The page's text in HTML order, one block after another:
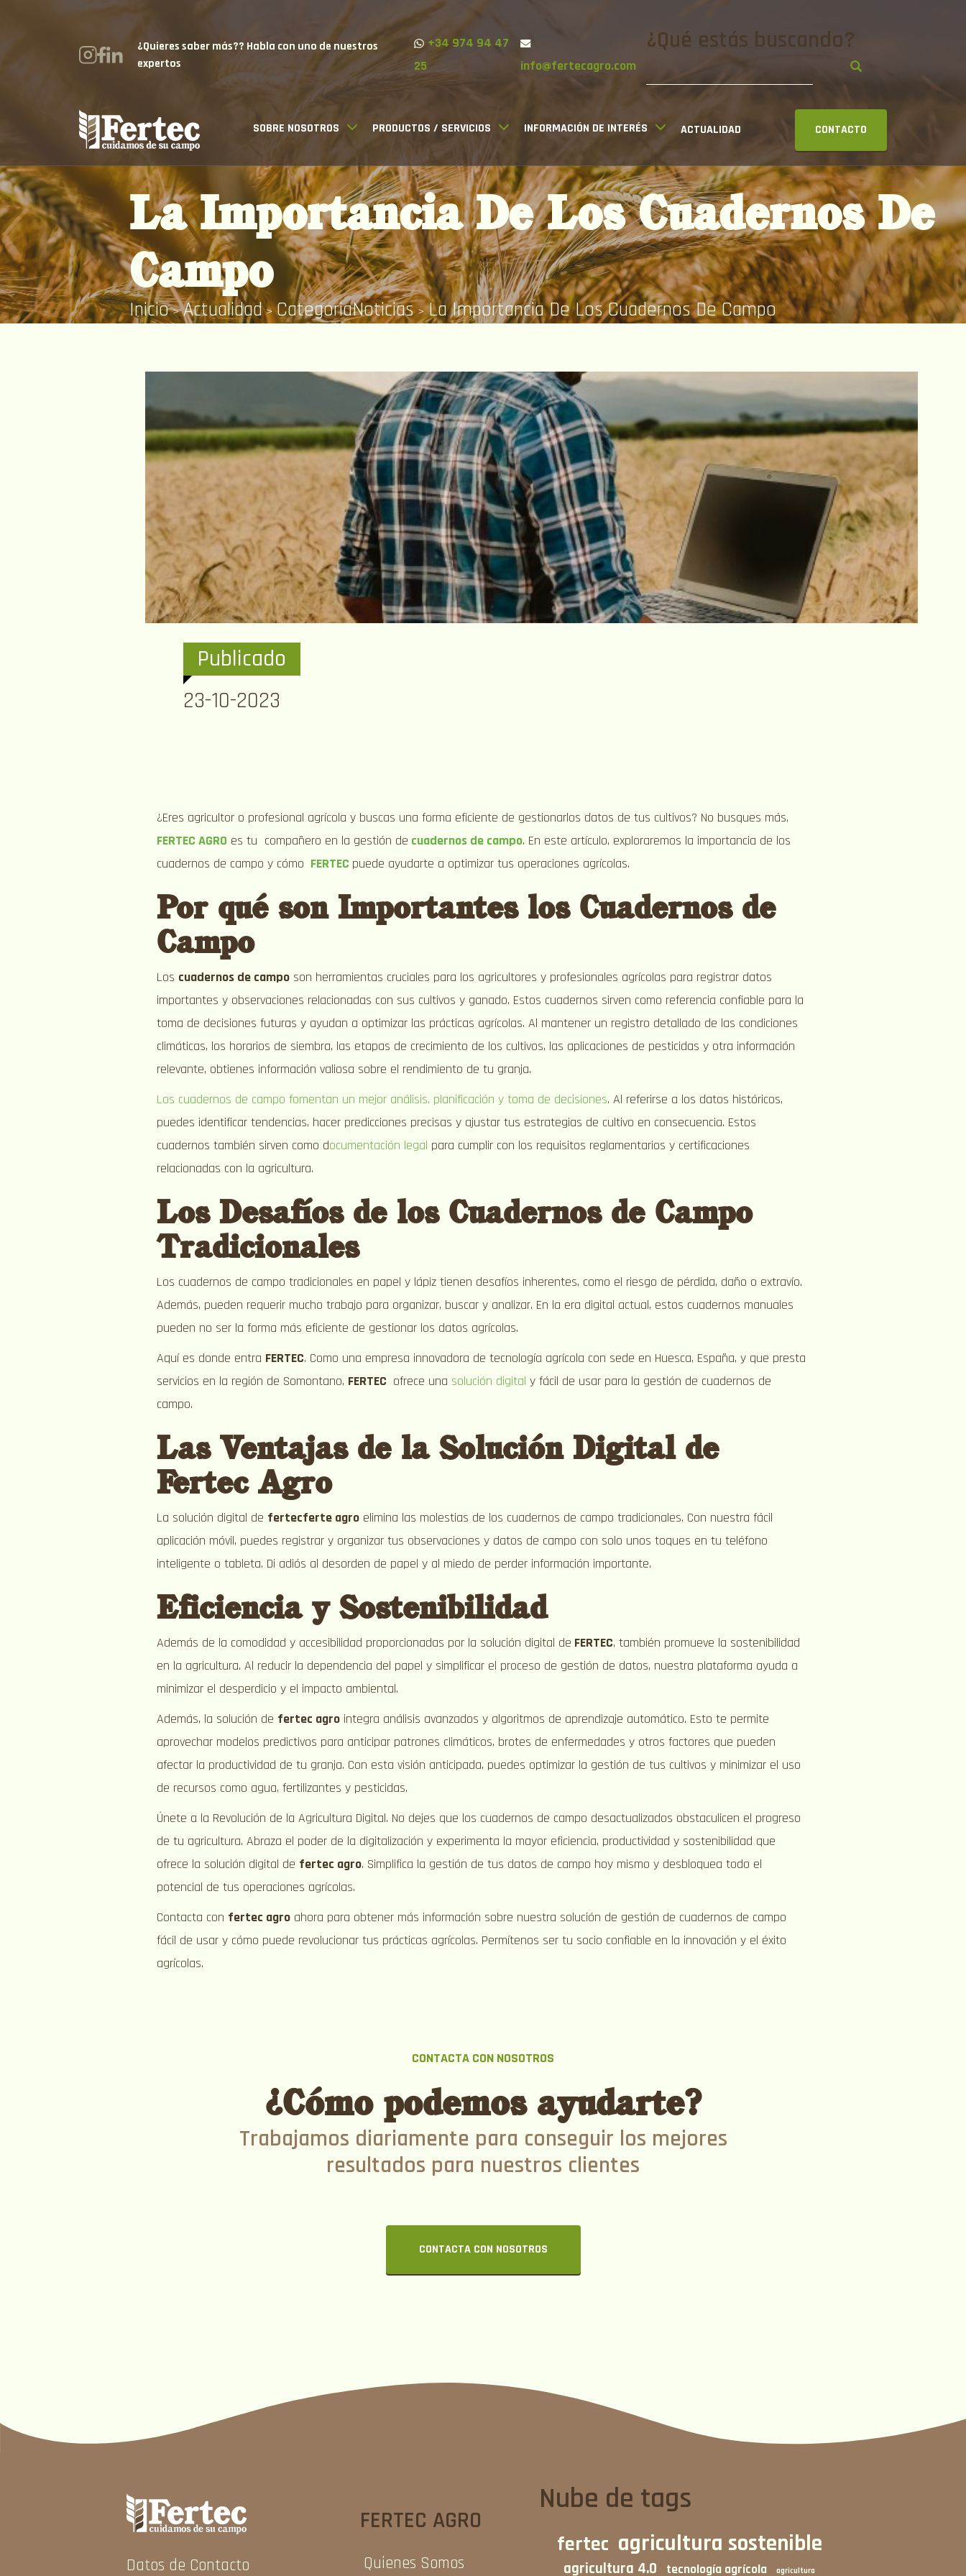
¿Quieres saber más?? Habla con uno de nuestros
expertos
+34 974 94 47
25
info@fertecagro.com
¿Qué estás buscando?
SOBRE NOSOTROS PRODUCTOS / SERVICIOS INFORMACIÓN DE INTERÉS ACTUALIDAD CONTACTO
La Importancia De Los Cuadernos De
Campo
Inicio>Actualidad>CategoriaNoticias>La Importancia De Los Cuadernos De Campo
Publicado
23-10-2023
¿Eres agricultor o profesional agrícola y buscas una forma eficiente de gestionarlos datos de tus cultivos? No busques más,
FERTEC AGRO es tu compañero en la gestión de cuadernos de campo. En este artículo, exploraremos la importancia de los
cuadernos de campo y cómo FERTEC puede ayudarte a optimizar tus operaciones agrícolas.
Por qué son Importantes los Cuadernos de
Campo
Los cuadernos de campo son herramientas cruciales para los agricultores y profesionales agrícolas para registrar datos
importantes y observaciones relacionadas con sus cultivos y ganado. Estos cuadernos sirven como referencia confiable para la
toma de decisiones futuras y ayudan a optimizar las prácticas agrícolas. Al mantener un registro detallado de las condiciones
climáticas, los horarios de siembra, las etapas de crecimiento de los cultivos, las aplicaciones de pesticidas y otra información
relevante, obtienes información valiosa sobre el rendimiento de tu granja.
Los cuadernos de campo fomentan un mejor análisis, planificación y toma de decisiones. Al referirse a los datos históricos,
puedes identificar tendencias, hacer predicciones precisas y ajustar tus estrategias de cultivo en consecuencia. Estos
cuadernos también sirven como documentación legal para cumplir con los requisitos reglamentarios y certificaciones
relacionadas con la agricultura.
Los Desafíos de los Cuadernos de Campo
Tradicionales
Los cuadernos de campo tradicionales en papel y lápiz tienen desafíos inherentes, como el riesgo de pérdida, daño o extravío.
Además, pueden requerir mucho trabajo para organizar, buscar y analizar. En la era digital actual, estos cuadernos manuales
pueden no ser la forma más eficiente de gestionar los datos agrícolas.
Aquí es donde entra FERTEC. Como una empresa innovadora de tecnología agrícola con sede en Huesca, España, y que presta
servicios en la región de Somontano, FERTEC ofrece una solución digital y fácil de usar para la gestión de cuadernos de
campo.
Las Ventajas de la Solución Digital de
Fertec Agro
La solución digital de fertecferte agro elimina las molestias de los cuadernos de campo tradicionales. Con nuestra fácil
aplicación móvil, puedes registrar y organizar tus observaciones y datos de campo con solo unos toques en tu teléfono
inteligente o tableta. Di adiós al desorden de papel y al miedo de perder información importante.
Eficiencia y Sostenibilidad
Además de la comodidad y accesibilidad proporcionadas por la solución digital de FERTEC, también promueve la sostenibilidad
en la agricultura. Al reducir la dependencia del papel y simplificar el proceso de gestión de datos, nuestra plataforma ayuda a
minimizar el desperdicio y el impacto ambiental.
Además, la solución de fertec agro integra análisis avanzados y algoritmos de aprendizaje automático. Esto te permite
aprovechar modelos predictivos para anticipar patrones climáticos, brotes de enfermedades y otros factores que pueden
afectar la productividad de tu granja. Con esta visión anticipada, puedes optimizar la gestión de tus cultivos y minimizar el uso
de recursos como agua, fertilizantes y pesticidas.
Únete a la Revolución de la Agricultura Digital. No dejes que los cuadernos de campo desactualizados obstaculicen el progreso
de tu agricultura. Abraza el poder de la digitalización y experimenta la mayor eficiencia, productividad y sostenibilidad que
ofrece la solución digital de fertec agro. Simplifica la gestión de tus datos de campo hoy mismo y desbloquea todo el
potencial de tus operaciones agrícolas.
Contacta con fertec agro ahora para obtener más información sobre nuestra solución de gestión de cuadernos de campo
fácil de usar y cómo puede revolucionar tus prácticas agrícolas. Permítenos ser tu socio confiable en la innovación y el éxito
agrícolas.
CONTACTA CON NOSOTROS
¿Cómo podemos ayudarte?
Trabajamos diariamente para conseguir los mejores
resultados para nuestros clientes
CONTACTA CON NOSOTROS
Datos de Contacto
FERTEC AGRO
Quienes Somos
Nube de tags
fertec agricultura sostenible
agricultura 4.0 tecnología agrícola agricultura